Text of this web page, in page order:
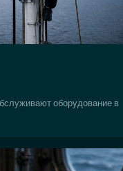
оборудование в